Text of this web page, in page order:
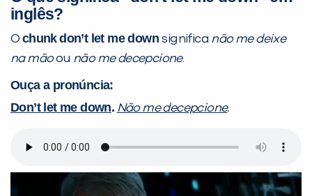
inglês?
O chunkdon’t let me downsignifica não me deixe
na mãoou não me decepcione.
Ouça a pronúncia:
Don’t let me down. Não me decepcione.
já vamos te colocar em contato
Você é aluno inFlux?